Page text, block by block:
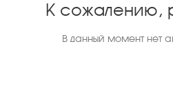
К сожалению,
В данный момент нет